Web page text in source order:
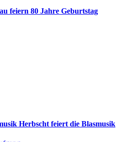
feiern 80 Jahre Geburtstag
Herbscht feiert die Blasmusik